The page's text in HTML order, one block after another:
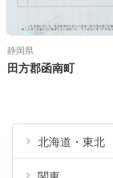
静岡県
田方郡函南町
北海道・東北